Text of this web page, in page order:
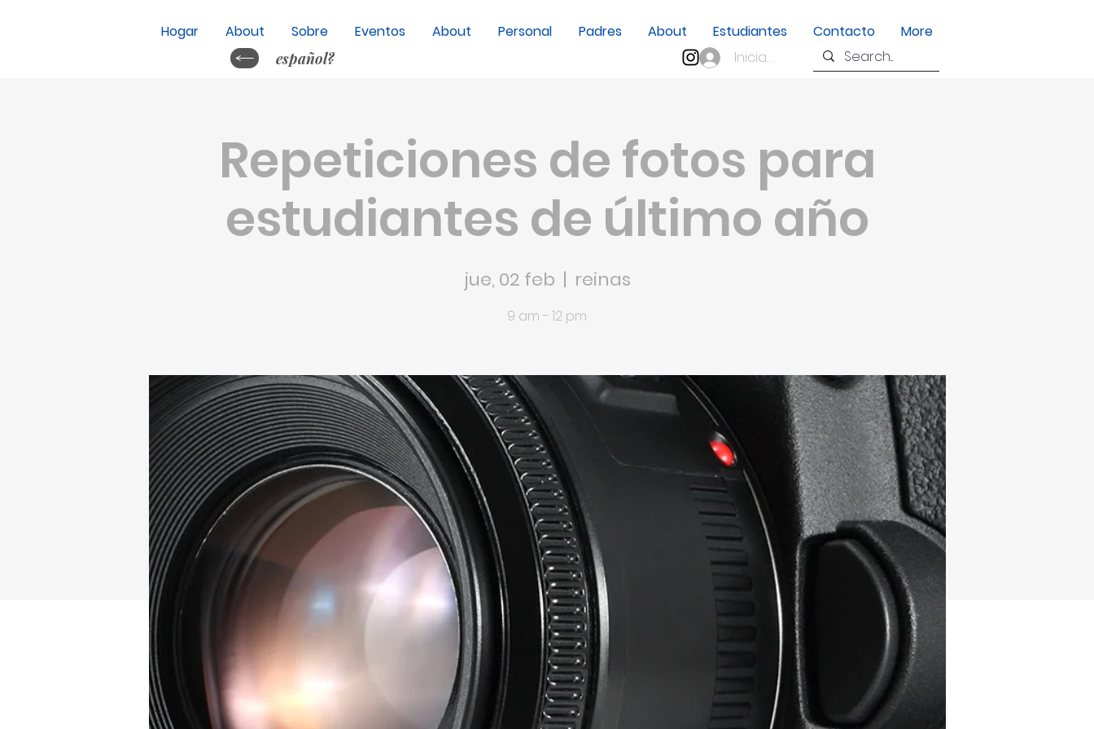
Hogar About Sobre Eventos About Personal Padres About Estudiantes Contacto More
español? Iniciar sesión
Repeticiones de fotos para
estudiantes de último año
jue, 02 feb
  |
reinas